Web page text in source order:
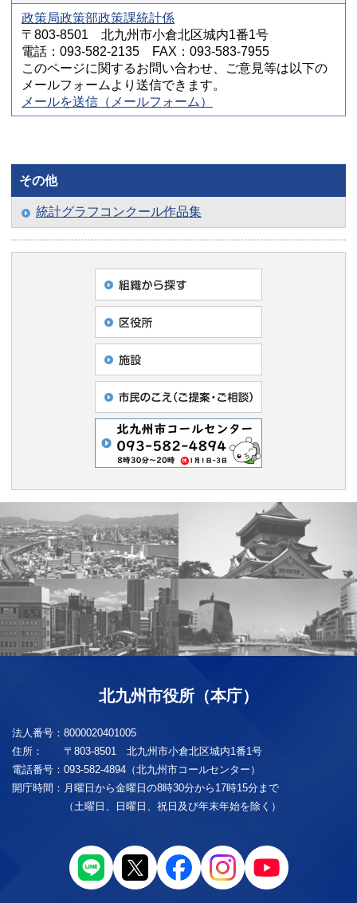
政策局政策部政策課統計係
〒803-8501 北九州市小倉北区城内1番1号
電話：093-582-2135 FAX：093-583-7955
このページに関するお問い合わせ、ご意見等は以下の
メールフォームより送信できます。
メールを送信（メールフォーム）
その他
統計グラフコンクール作品集
北九州市役所（本庁）
法人番号： 8000020401005
住所：
〒803-8501 北九州市小倉北区城内1番1号
電話番号： 093-582-4894（北九州市コールセンター）
開庁時間： 月曜日から金曜日の8時30分から17時15分まで
（土曜日、日曜日、祝日及び年末年始を除く）